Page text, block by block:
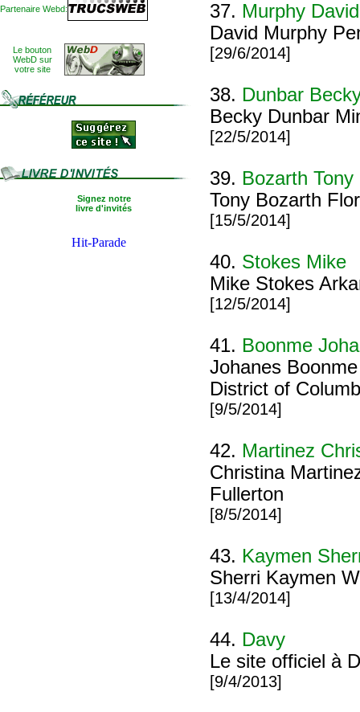
Partenaire Webd:
Le bouton
WebD sur
votre site
Signez notre
livre d'invités
37. Murphy David
David Murphy
[29/6/2014]
38. Dunbar
Becky Dunbar
[22/5/2014]
39. Bozarth Tony
Tony Bozarth
[15/5/2014]
40. Stokes Mike
Mike Stokes
[12/5/2014]
41. Boonme
Johanes
District of
[9/5/2014]
42. Martinez
Christina
Fullerton
[8/5/2014]
43. Kaymen
Sherri Kaymen
[13/4/2014]
44. Davy
Le site officiel à
[9/4/2013]